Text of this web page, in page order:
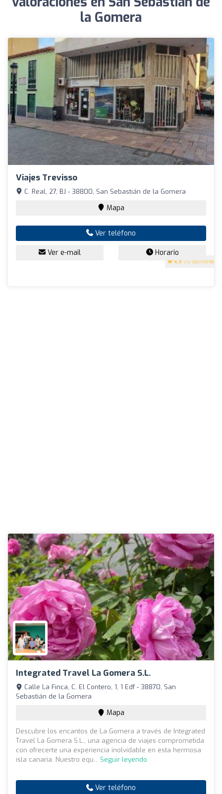
la Gomera
Viajes Trevisso
4.9 (10 opiniones)
C. Real, 27, BJ - 38800, San Sebastián de la Gomera
Mapa
Ver teléfono
Ver e-mail Horario
Integrated Travel La Gomera S.L.
Calle La Finca, C. El Contero, 1, 1 Edf - 38870, San
Sebastián de la Gomera
Mapa
Descubre los encantos de La Gomera a través de Integrated
Travel La Gomera S.L., una agencia de viajes comprometida
con ofrecerte una experiencia inolvidable en esta hermosa
isla canaria. Nuestro equ... Seguir leyendo
Ver teléfono